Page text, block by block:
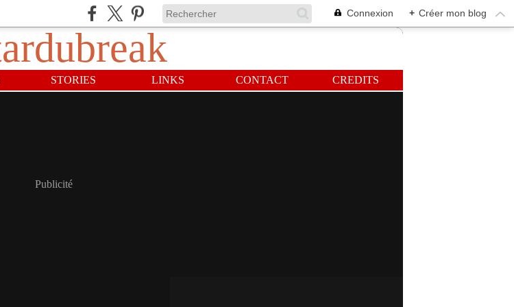
Connexion + Créer mon blog
STORIES LINKS CONTACT CREDITS
Publicité